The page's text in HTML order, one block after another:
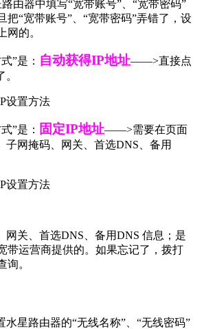
路由器中填写“宽带账号”、“宽带密码”
把“宽带账号”、“宽带密码”弄错了，设
网的。
”是： 自动获得IP地址——>直接点
”是： 固定IP地址——>需要在页面
子网掩码、网关、首选DNS、备用
网关、首选DNS、备用DNS 信息；是
带运营商提供的。如果忘记了，拨打
询。
水星路由器的“无线名称”、“无线密码”